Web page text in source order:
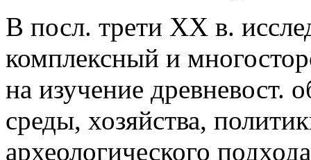
В посл. трети XX в.
комплексный и
на изучение древневост.
среды, хозяйства,
археологического